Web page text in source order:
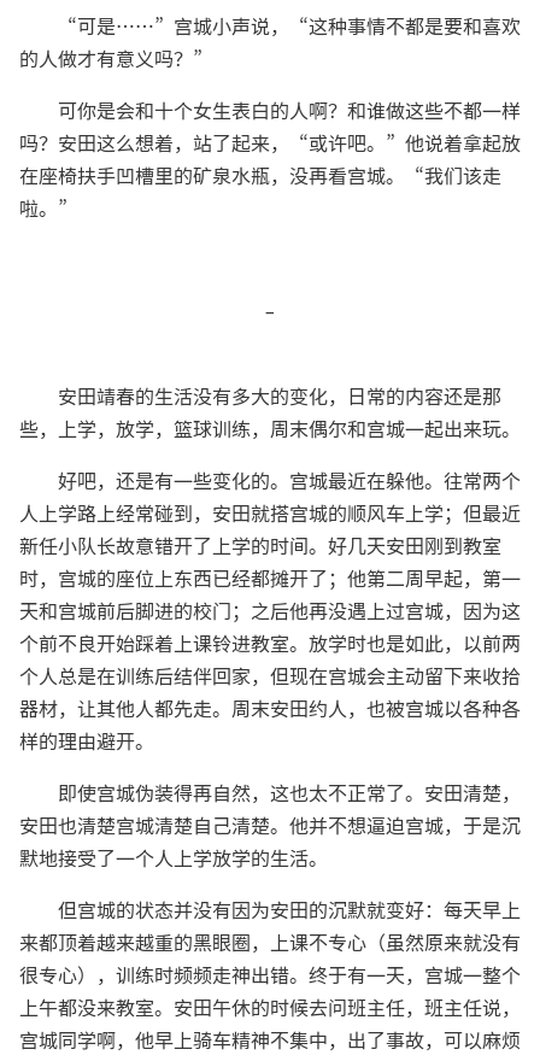
“可是……”宫城小声说，“这种事情不都是要和喜欢
的人做才有意义吗？”
可你是会和十个女生表白的人啊？和谁做这些不都一样
吗？安田这么想着，站了起来，“或许吧。”他说着拿起放
在座椅扶手凹槽里的矿泉水瓶，没再看宫城。“我们该走
啦。”
-
安田靖春的生活没有多大的变化，日常的内容还是那
些，上学，放学，篮球训练，周末偶尔和宫城一起出来玩。
好吧，还是有一些变化的。宫城最近在躲他。往常两个
人上学路上经常碰到，安田就搭宫城的顺风车上学；但最近
新任小队长故意错开了上学的时间。好几天安田刚到教室
时，宫城的座位上东西已经都摊开了；他第二周早起，第一
天和宫城前后脚进的校门；之后他再没遇上过宫城，因为这
个前不良开始踩着上课铃进教室。放学时也是如此，以前两
个人总是在训练后结伴回家，但现在宫城会主动留下来收拾
器材，让其他人都先走。周末安田约人，也被宫城以各种各
样的理由避开。
即使宫城伪装得再自然，这也太不正常了。安田清楚，
安田也清楚宫城清楚自己清楚。他并不想逼迫宫城，于是沉
默地接受了一个人上学放学的生活。
但宫城的状态并没有因为安田的沉默就变好：每天早上
来都顶着越来越重的黑眼圈，上课不专心（虽然原来就没有
很专心），训练时频频走神出错。终于有一天，宫城一整个
上午都没来教室。安田午休的时候去问班主任，班主任说，
宫城同学啊，他早上骑车精神不集中，出了事故，可以麻烦